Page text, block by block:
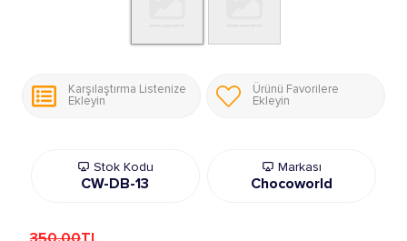
Karşılaştırma Listenize
Ekleyin
Ürünü Favorilere
Ekleyin
Stok Kodu
CW-DB-13
Markası
Chocoworld